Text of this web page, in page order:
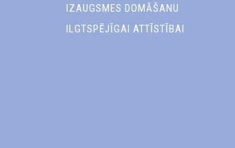
IZAUGSMES DOMĀŠANU
ILGTSPĒJĪGAI ATTĪSTĪBAI